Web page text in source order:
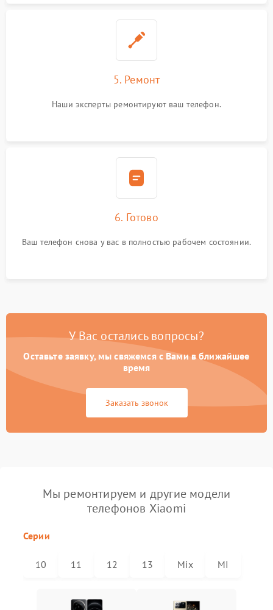
5. Ремонт
Наши эксперты ремонтируют ваш телефон.
6. Готово
Ваш телефон снова у вас в полностью рабочем состоянии.
У Вас остались вопросы?
Оставьте заявку, мы свяжемся с Вами в ближайшее
время
Заказать звонок
Мы ремонтируем и другие модели
телефонов Xiaomi
Серии
10 11 12 13 Mix MI